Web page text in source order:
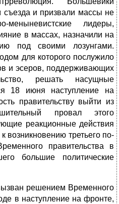
и при­звали массы не
меныневистские лидеры,
в массах, назначили на
под своими лозунгами.
для которого послужило
и эсеров, поддерживающих
решать насущные
18 июня наступление на
правительству выйти из
провал этого
реакционные действия
возникновению третьего по­
правительства в
большие политические
решением Временного
в наступление на фронте,